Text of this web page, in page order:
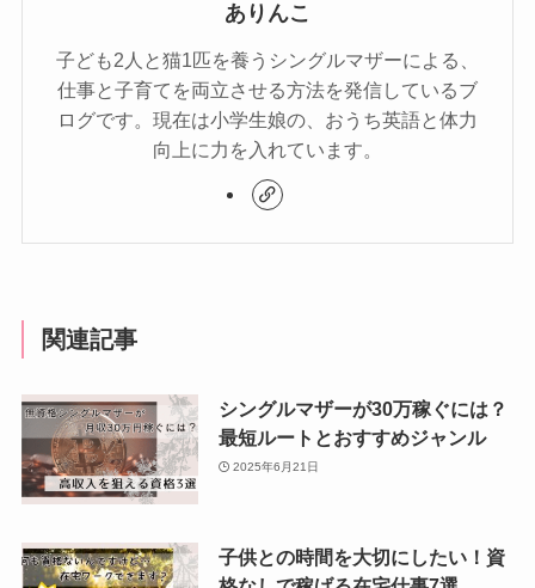
ありんこ
子ども2人と猫1匹を養うシングルマザーによる、
仕事と子育てを両立させる方法を発信しているブ
ログです。現在は小学生娘の、おうち英語と体力
向上に力を入れています。
関連記事
シングルマザーが30万稼ぐには？
最短ルートとおすすめジャンル
2025年6月21日
子供との時間を大切にしたい！資